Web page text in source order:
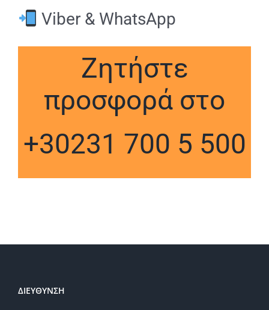
Viber & WhatsApp
Ζητήστε
προσφορά στο
+30231 700 5 500
ΔΙΕΥΘΥΝΣΗ